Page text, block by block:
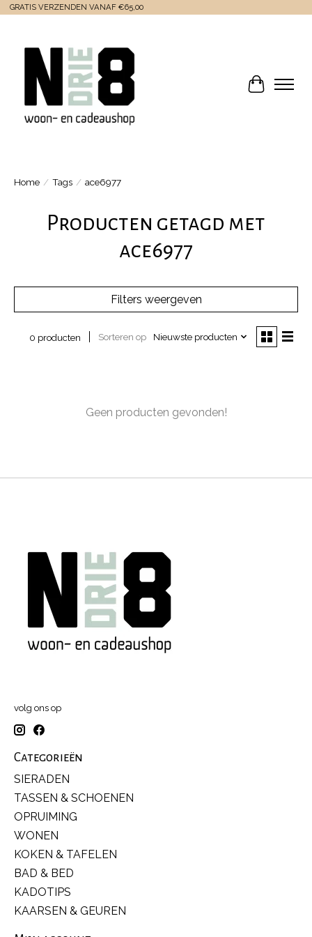
GRATIS VERZENDEN VANAF €65,00
Home / Tags / ace6977
Producten getagd met
ace6977
Filters weergeven
0 producten Sorteren op Nieuwste producten
Geen producten gevonden!
volg ons op
Categorieën
SIERADEN
TASSEN & SCHOENEN
OPRUIMING
WONEN
KOKEN & TAFELEN
BAD & BED
KADOTIPS
KAARSEN & GEUREN